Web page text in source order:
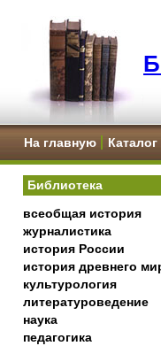
На главную
Библиотека
всеобщая история
журналистика
история России
история древнего
культурология
литературоведение
наука
педагогика